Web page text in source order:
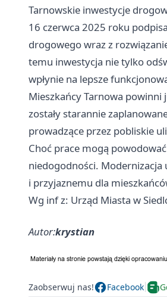
Tarnowskie inwestycje
16 czerwca 2025 roku
drogowego wraz z
temu inwestycja nie tylko
wpłynie na lepsze
Mieszkańcy Tarnowa
zostały starannie
prowadzące przez pobliskie
Choć prace mogą
niedogodności.
i przyjaznemu dla
Wg inf z: Urząd Miasta w
Autor:krystian
Zaobserwuj nas! Facebook